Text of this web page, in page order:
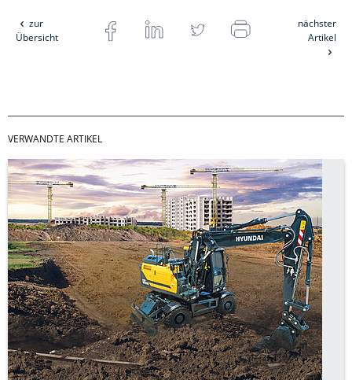
zur
Übersicht
nächster
Artikel
VERWANDTE ARTIKEL